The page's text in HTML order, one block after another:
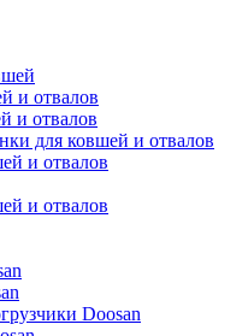
и отвалов
и отвалов
для ковшей и отвалов
и отвалов
и отвалов
Doosan